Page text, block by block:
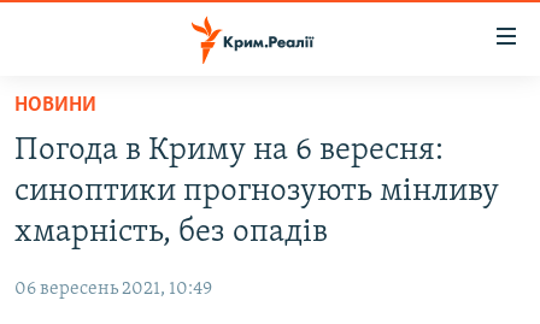
Перейти
основного
матеріалу
до
основної
навігації
ВОДА.КРИМ
ВІДЕО ТА ФОТО
БЛОГИ
НОВИНИ
Погода в Криму на 6 вересня:
синоптики прогнозують мінливу
хмарність, без опадів
06 вересень 2021, 10:49